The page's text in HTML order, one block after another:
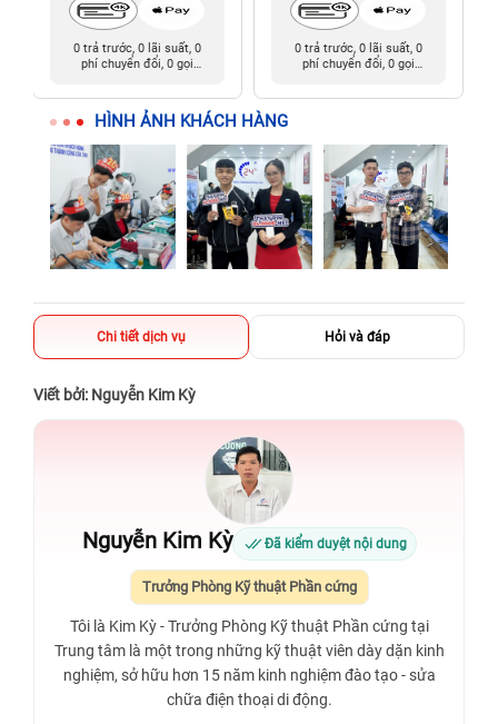
0 trả trước, 0 lãi suất, 0
phí chuyển đổi, 0 gọi
0 trả trước, 0 lãi suất, 0
phí chuyển đổi, 0 gọi
HÌNH ẢNH KHÁCH HÀNG
Chi tiết dịch vụ Hỏi và đáp
Viết bởi: Nguyễn Kim Kỳ
Nguyễn Kim Kỳ Đã kiểm duyệt nội dung
Trưởng Phòng Kỹ thuật Phần cứng
Tôi là Kim Kỳ - Trưởng Phòng Kỹ thuật Phần cứng tại
Trung tâm là một trong những kỹ thuật viên dày dặn kinh
nghiệm, sở hữu hơn 15 năm kinh nghiệm đào tạo - sửa
chữa điện thoại di động.